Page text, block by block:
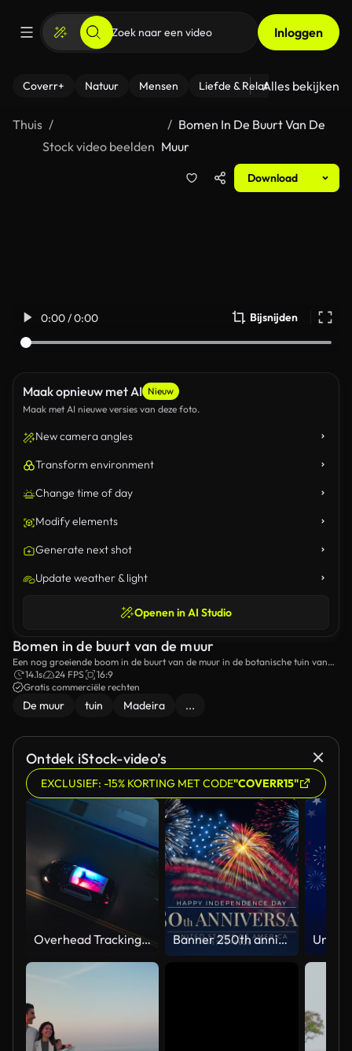
Inloggen
Coverr+ Natuur Mensen Liefde & Relaties - Fitness
Alles bekijken
Thuis
Stock video beelden
Bomen In De Buurt Van De
Muur
Download
0:00 / 0:00 Bijsnijden
Maak opnieuw met AI Nieuw
Maak met AI nieuwe versies van deze foto.
New camera angles
Transform environment
Change time of day
Modify elements
Generate next shot
Update weather & light
Openen in AI Studio
Bomen in de buurt van de muur
Een nog groeiende boom in de buurt van de muur in de botanische tuin van
Madeira.
14.1s 24 FPS
16:9
Gratis commerciële rechten
De muur tuin Madeira ...
Ontdek iStock-video’s
EXCLUSIEF: -15% KORTING MET CODE"COVERR15"
Overhead Tracking Drone Shot of a Police Car Driving on a City Street with Lights On at Night Banner 250th anniversary of the USA. 250 years of independence. 4th of july 2026 usa independence day, video greeting card. US flag fireworks on blue sky background. Fourth of july. 4k seamless loop